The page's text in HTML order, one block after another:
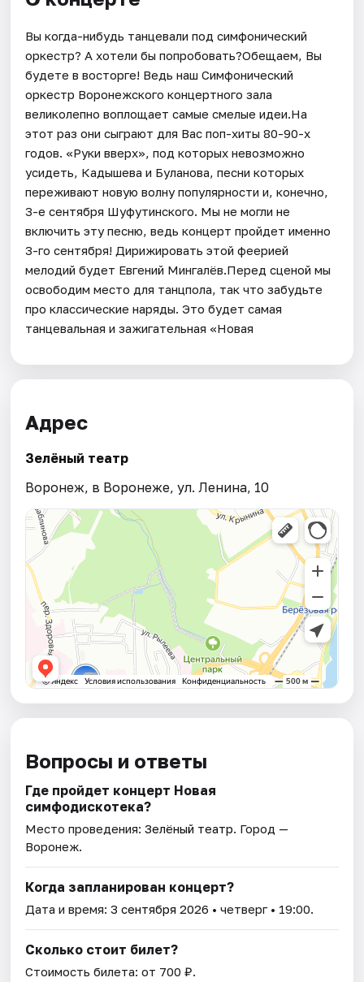
Вы когда-нибудь танцевали под симфонический
оркестр? А хотели бы попробовать?Обещаем, Вы
будете в восторге! Ведь наш Симфонический
оркестр Воронежского концертного зала
великолепно воплощает самые смелые идеи.На
этот раз они сыграют для Вас поп-хиты 80-90-х
годов. «Руки вверх», под которых невозможно
усидеть, Кадышева и Буланова, песни которых
переживают новую волну популярности и, конечно,
3-е сентября Шуфутинского. Мы не могли не
включить эту песню, ведь концерт пройдет именно
3-го сентября! Дирижировать этой феерией
мелодий будет Евгений Мингалёв.Перед сценой мы
освободим место для танцпола, так что забудьте
про классические наряды. Это будет самая
танцевальная и зажигательная «Новая
Адрес
Зелёный театр
Воронеж, в Воронеже, ул. Ленина, 10
Вопросы и ответы
Где пройдет концерт Новая
симфодискотека?
Место проведения:Зелёный театр. Город —
Воронеж.
Когда запланирован концерт?
Дата и время:3 сентября 2026 • четверг • 19:00.
Сколько стоит билет?
Стоимость билета: от 700 ₽.